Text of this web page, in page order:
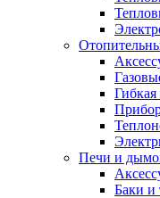
Гибкая
Печи и
Баки и